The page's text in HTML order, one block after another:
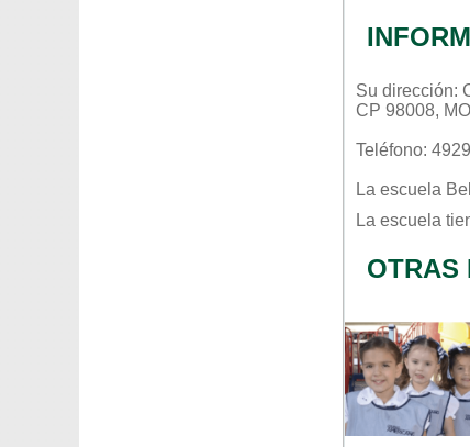
Su dirección:
CP 98008,
Teléfono:
La escuela
La escuela
OTRAS